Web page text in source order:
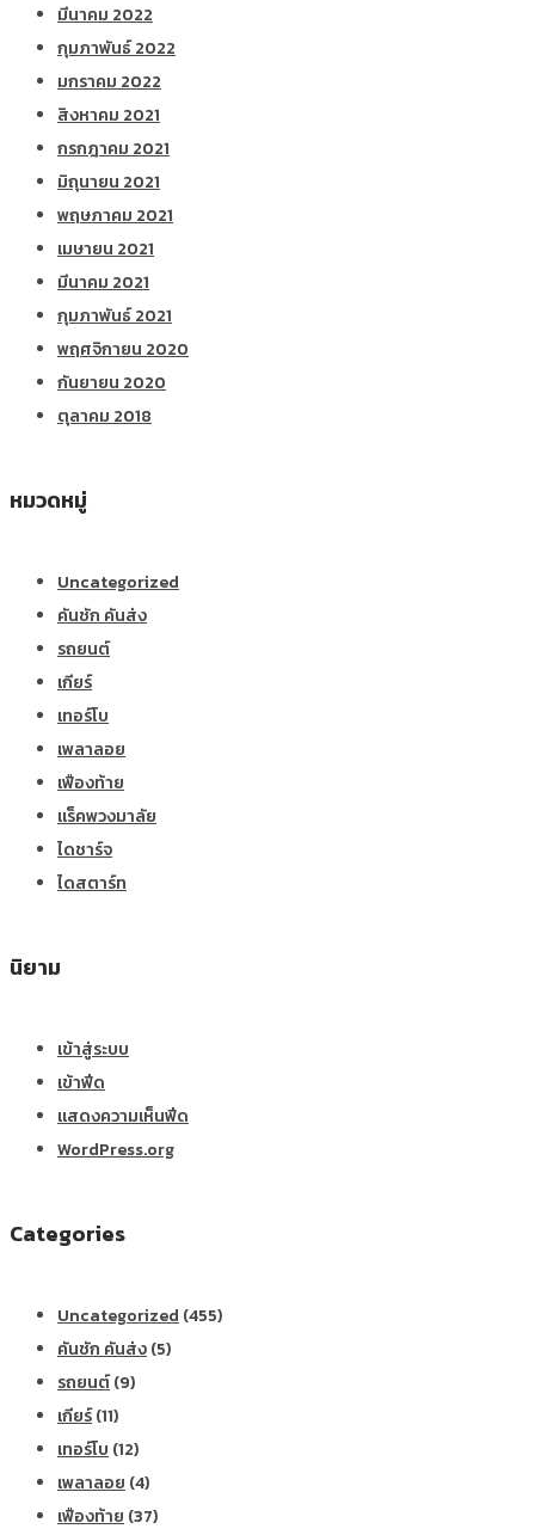
มีนาคม 2022
กุมภาพันธ์ 2022
มกราคม 2022
สิงหาคม 2021
กรกฎาคม 2021
มิถุนายน 2021
พฤษภาคม 2021
เมษายน 2021
มีนาคม 2021
กุมภาพันธ์ 2021
พฤศจิกายน 2020
กันยายน 2020
ตุลาคม 2018
หมวดหมู่
Uncategorized
คันชัก คันส่ง
รถยนต์
เกียร์
เทอร์โบ
เพลาลอย
เฟืองท้าย
แร็คพวงมาลัย
ไดชาร์จ
ไดสตาร์ท
นิยาม
เข้าสู่ระบบ
เข้าฟีด
แสดงความเห็นฟีด
WordPress.org
Categories
Uncategorized (455)
คันชัก คันส่ง(5)
รถยนต์(9)
เกียร์(11)
เทอร์โบ (12)
เพลาลอย (4)
เฟืองท้าย (37)